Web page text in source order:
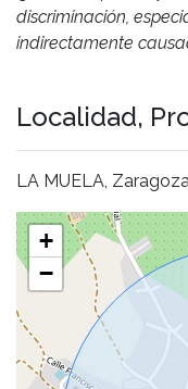
discriminación,
indirectamente
Localidad,
LA MUELA, Zaragoza
+
−